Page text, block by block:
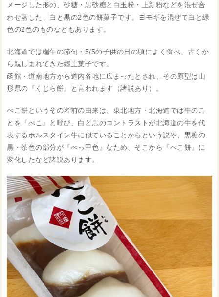
メージした形の、砂糖・黒砂糖と白玉粉・上新粉などを混ぜ合
わせ蒸した、白と黒の2色の餅菓子です。ヨモギを混ぜて白と緑
色の2色のものなどもあります。
北海道では端午の節句・5/5の子供の日の頃によく食べ、古くか
ら親しまれてきた郷土菓子です。
函館・道南地方から道内各地に広まったとされ、その原型は山
形県の『くじら餅』と言われます（諸説あり）。
べこ餅というその名前の由来は、東北地方・北海道では牛のこ
とを『べこ』と呼び、白と黒のコントラストが北海道の牛を代
表するホルスタイン牛に似ていることからという説や、黒糖の
黒・茶色の部分が『べっ甲色』なため、そこから『べこ餅』に
変化したなど諸説あります。